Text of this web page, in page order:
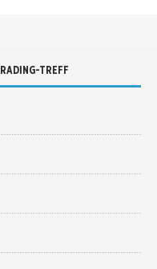
TREFF